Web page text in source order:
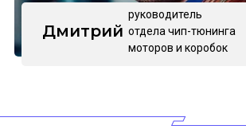
Дмитрий
руководитель
отдела чип-тюнинга
моторов и коробок